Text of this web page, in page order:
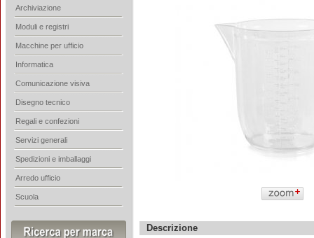
Descrizione
Archiviazione
Moduli e registri
Macchine per ufficio
Informatica
Comunicazione visiva
Disegno tecnico
Regali e confezioni
Servizi generali
Spedizioni e imballaggi
Arredo ufficio
Scuola